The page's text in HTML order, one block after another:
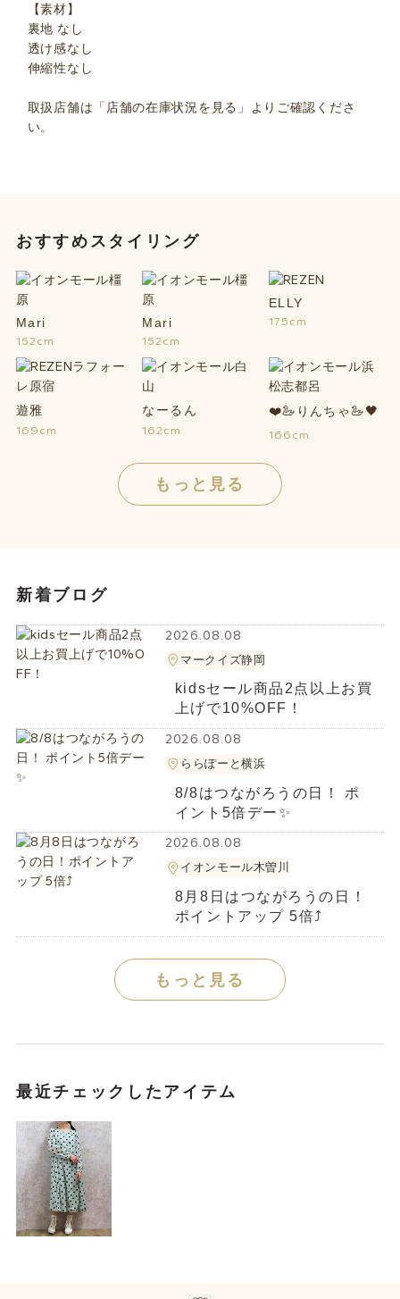
【素材】
裏地 なし
透け感なし
伸縮性なし
取扱店舗は「店舗の在庫状況を見る」よりご確認くださ
い。
おすすめスタイリング
Mari
152cm
Mari
152cm
ELLY
175cm
遊雅
169cm
なーるん
162cm
❤️🦢りんちゃ🦢🖤
166cm
もっと見る
新着ブログ
2026.08.08
マークイズ静岡
kidsセール商品2点以上お買
上げで10%OFF！
2026.08.08
ららぽーと横浜
8/8はつながろうの日！ ポ
イント5倍デー✨️
2026.08.08
イオンモール木曽川
8月8日はつながろうの日！
ポイントアップ 5倍⤴️
もっと見る
最近チェックしたアイテム